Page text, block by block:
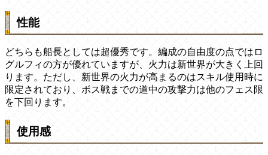
性能
どちらも船長としては超優秀です。編成の自由度の点ではロ
グルフィの方が優れていますが、火力は新世界が大きく上回
ります。ただし、新世界の火力が高まるのはスキル使用時に
限定されており、ボス戦までの道中の攻撃力は他のフェス限
を下回ります。
使用感